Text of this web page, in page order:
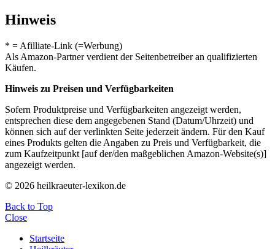
Hinweis
* = Afilliate-Link (=Werbung)
Als Amazon-Partner verdient der Seitenbetreiber an qualifizierten
Käufen.
Hinweis zu Preisen und Verfügbarkeiten
Sofern Produktpreise und Verfügbarkeiten angezeigt werden,
entsprechen diese dem angegebenen Stand (Datum/Uhrzeit) und
können sich auf der verlinkten Seite jederzeit ändern. Für den Kauf
eines Produkts gelten die Angaben zu Preis und Verfügbarkeit, die
zum Kaufzeitpunkt [auf der/den maßgeblichen Amazon-Website(s)]
angezeigt werden.
© 2026 heilkraeuter-lexikon.de
Back to Top
Close
Startseite